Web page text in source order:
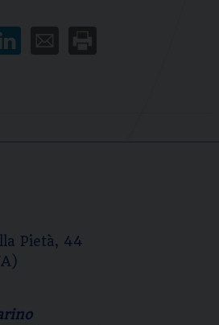
Pietà, 44